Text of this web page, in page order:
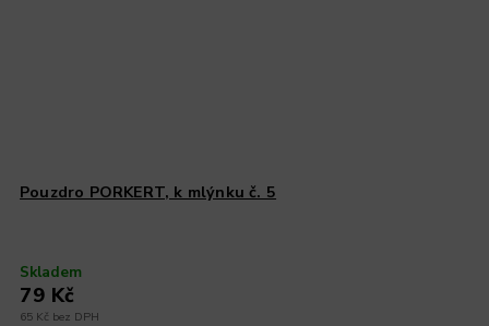
Pouzdro PORKERT, k mlýnku č. 5
Skladem
65 Kč bez DPH
79 Kč